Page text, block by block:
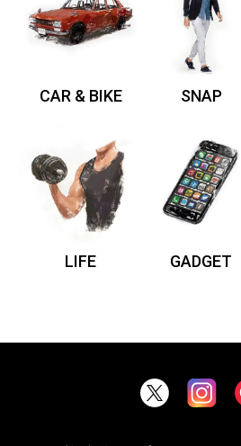
CAR & BIKE SNAP
LIFE GADGET